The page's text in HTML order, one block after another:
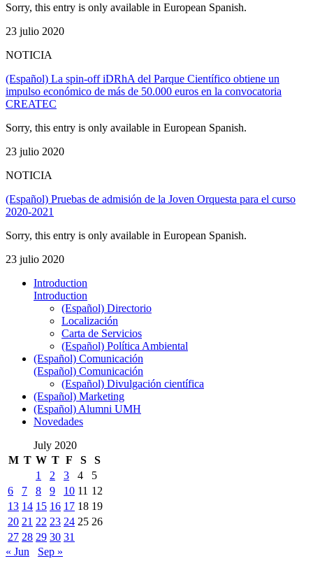
Sorry, this entry is only available in European Spanish.
23 julio 2020
NOTICIA
(Español) La spin-off iDRhA del Parque Científico obtiene un
impulso económico de más de 50.000 euros en la convocatoria
CREATEC
Sorry, this entry is only available in European Spanish.
23 julio 2020
NOTICIA
(Español) Pruebas de admisión de la Joven Orquesta para el curso
2020-2021
Sorry, this entry is only available in European Spanish.
23 julio 2020
Introduction
Introduction
(Español) Directorio
Localización
Carta de Servicios
(Español) Política Ambiental
(Español) Comunicación
(Español) Comunicación
(Español) Divulgación científica
(Español) Marketing
(Español) Alumni UMH
Novedades
July 2020
M T W T F S
S
1
2 3 4
5
6
7 8 9 10 11 12
13 14 15 16 17 18 19
20 21 22 23 24 25 26
27 28 29 30 31
« Jun
Sep »